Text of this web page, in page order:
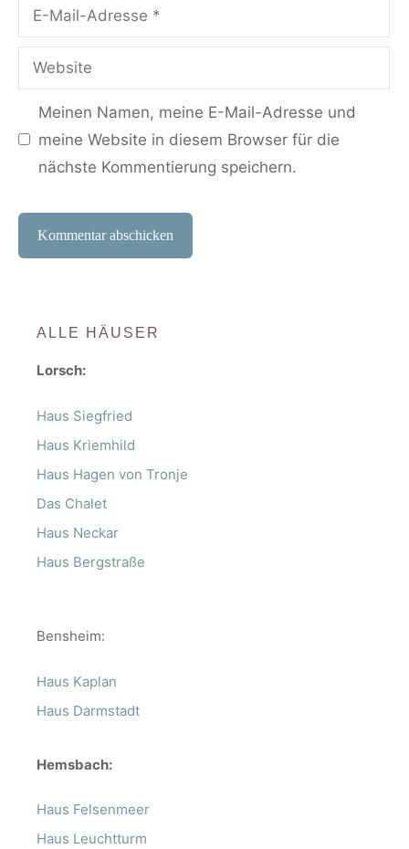
Mail-
Adresse
Website
Meinen Namen, meine E-Mail-Adresse und
meine Website in diesem Browser für die
nächste Kommentierung speichern.
ALLE HÄUSER
Lorsch:
Haus Siegfried
Haus Kriemhild
Haus Hagen von Tronje
Das Chalet
Haus Neckar
Haus Bergstraße
Bensheim:
Haus Kaplan
Haus Darmstadt
Hemsbach:
Haus Felsenmeer
Haus Leuchtturm